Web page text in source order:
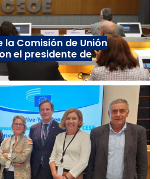
la Comisión de Unión
el presidente de